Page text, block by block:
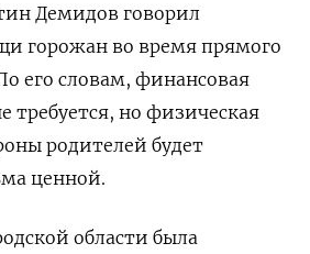
Демидов говорил
горожан во время прямого
его словам, финансовая
но физическая
родителей будет
ценной.
области была